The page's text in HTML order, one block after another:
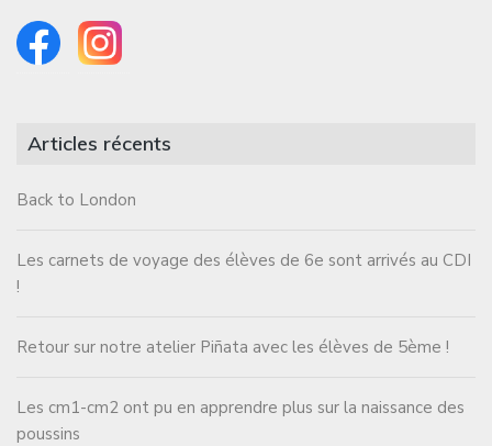
Articles récents
Back to London
Les carnets de voyage des élèves de 6e sont arrivés au CDI
!
Retour sur notre atelier Piñata avec les élèves de 5ème !
Les cm1-cm2 ont pu en apprendre plus sur la naissance des
poussins